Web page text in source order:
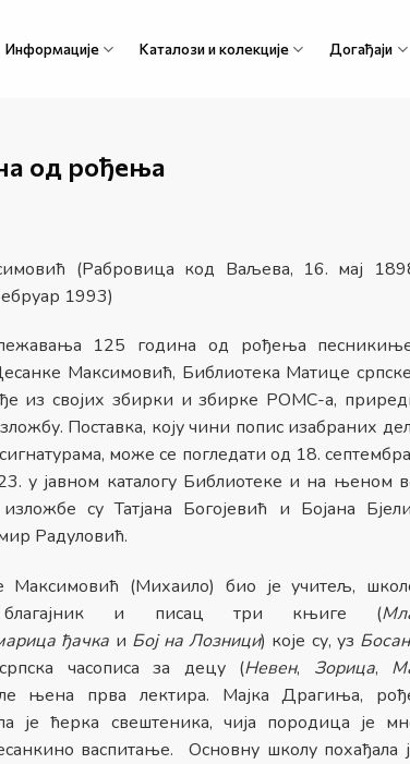
Информације Каталози и колекције Догађаји
од рођења
(Рабровица код Ваљева, 16. мај
1993)
125 година од рођења
Максимовић, Библиотека Матице српске
из својих збирки и збирке РОМС-а,
Поставка, коју чини попис изабраних
може се погледати од 18.
у јавном каталогу Библиотеке и на њеном
су Татјана Богојевић и Бојана
Радуловић.
Максимовић (Михаило) био је учитељ,
благајник и писац три књиге (
ђачка и Бој на Лозници) које су, уз
часописа за децу (Невен, Зорица,
њена прва лектира. Мајка Драгиња,
је ћерка свештеника, чија породица је
васпитање. Основну школу похађала